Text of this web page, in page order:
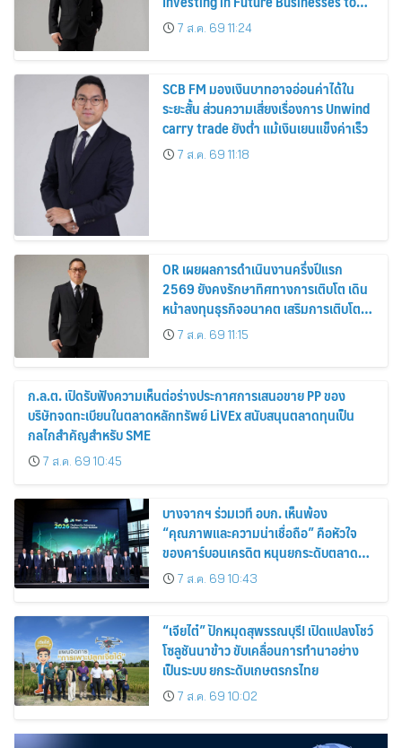
Strengthen Long-Term Growth
7 ส.ค. 69 11:24
SCB FM มองเงินบาทอาจอ่อนค่าได้ใน
ระยะสั้น ส่วนความเสี่ยงเรื่องการ Unwind
carry trade ยังต่ำ แม้เงินเยนแข็งค่าเร็ว
7 ส.ค. 69 11:18
OR เผยผลการดำเนินงานครึ่งปีแรก
2569 ยังคงรักษาทิศทางการเติบโต เดิน
หน้าลงทุนธุรกิจอนาคต เสริมการเติบโต
ระยะยาว
7 ส.ค. 69 11:15
ก.ล.ต. เปิดรับฟังความเห็นต่อร่างประกาศการเสนอขาย PP ของ
บริษัทจดทะเบียนในตลาดหลักทรัพย์ LiVEx สนับสนุนตลาดทุนเป็น
กลไกสำคัญสำหรับ SME
7 ส.ค. 69 10:45
บางจากฯ ร่วมเวที อบก. เห็นพ้อง
“คุณภาพและความน่าเชื่อถือ” คือหัวใจ
ของคาร์บอนเครดิต หนุนยกระดับตลาด
คาร์บอนไทย เชื่อมโยงอาเซียน เปิดโอกาสสู่
ตลาดสากล
7 ส.ค. 69 10:43
“เจียไต๋” ปักหมุดสุพรรณบุรี! เปิดแปลงโชว์
โซลูชันนาข้าว ขับเคลื่อนการทำนาอย่าง
เป็นระบบ ยกระดับเกษตรกรไทย
7 ส.ค. 69 10:02